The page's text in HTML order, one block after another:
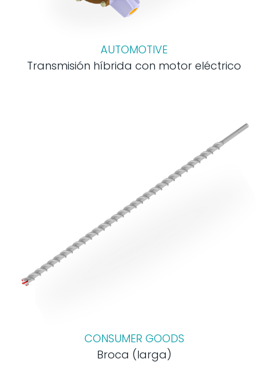
AUTOMOTIVE
Transmisión híbrida con motor eléctrico
CONSUMER GOODS
Broca (larga)